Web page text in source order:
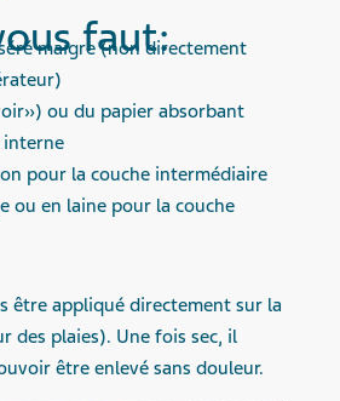
faut:
maigre (non directement
ou du papier absorbant
interne
pour la couche intermédiaire
ou en laine pour la couche
être appliqué directement sur la
des plaies). Une fois sec, il
être enlevé sans douleur.